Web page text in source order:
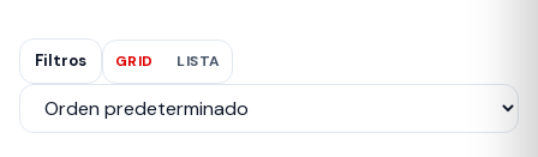
Filtros GRID LISTA